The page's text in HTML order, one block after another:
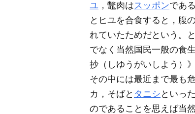
ユ ，鼈肉はスッポンであ
とヒユを合食すると，腹
れていたためだという。
でなく当然国民一般の食
抄（しゆうがいしよう）
その中には最近まで最も
カ，そばと タニシ といっ
のであることを思えば当